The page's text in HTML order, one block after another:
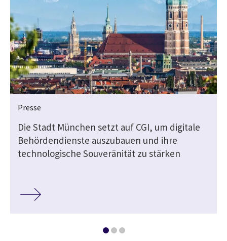
Presse
Die Stadt München setzt auf CGI, um digitale
Behördendienste auszubauen und ihre
technologische Souveränität zu stärken